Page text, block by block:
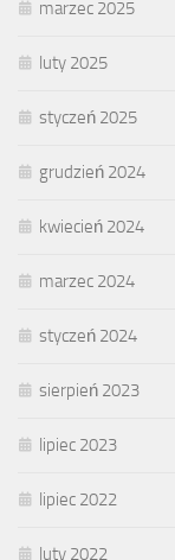
marzec 2025
luty 2025
styczeń 2025
grudzień 2024
kwiecień 2024
marzec 2024
styczeń 2024
sierpień 2023
lipiec 2023
lipiec 2022
luty 2022